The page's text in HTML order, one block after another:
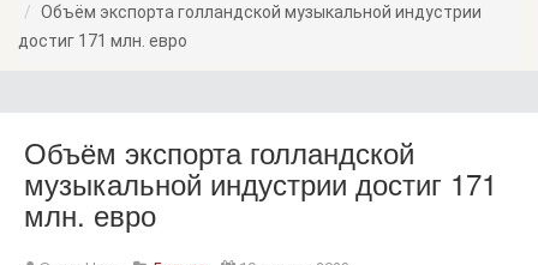
Объём экспорта голландской музыкальной индустрии
достиг 171 млн. евро
Объём экспорта голландской
музыкальной индустрии достиг 171
млн. евро